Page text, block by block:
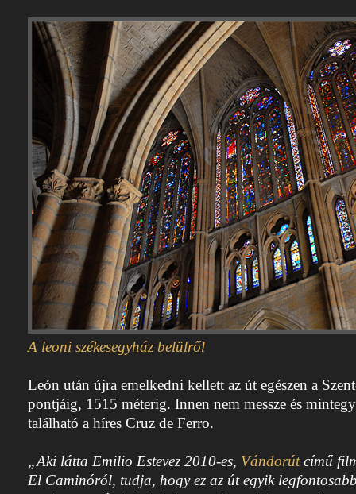
A leoni székesegyház belülről
León után újra emelkedni kellett az út egészen a
pontjáig, 1515 méterig. Innen nem messze és
található a híres Cruz de Ferro.
„Aki látta Emilio Estevez 2010-es, Vándorútcímű
El Caminóról, tudja, hogy ez az út egyik